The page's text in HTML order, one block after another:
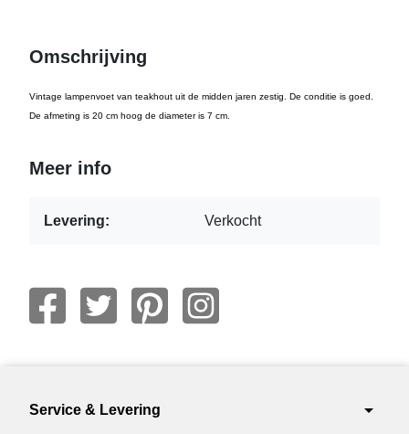
Omschrijving
Vintage lampenvoet van teakhout uit de midden jaren zestig. De conditie is goed.
De afmeting is 20 cm hoog de diameter is 7 cm.
Meer info
Levering: Verkocht
Service & Levering arrow_drop_down